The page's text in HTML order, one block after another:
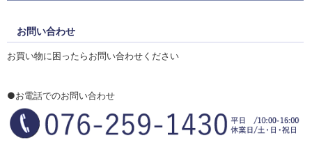
お問い合わせ
お買い物に困ったらお問い合わせください
●お電話でのお問い合わせ